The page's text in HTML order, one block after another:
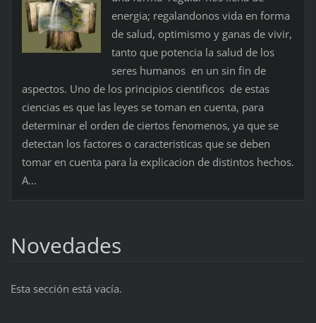
energia; regalandonos vida en forma
de salud, optimismo y ganas de vivir,
tanto que potencia la salud de los
seres humanos en un sin fin de
aspectos. Uno de los principios cientificos de estas
ciencias es que las leyes se toman en cuenta, para
determinar el orden de ciertos fenomenos, ya que se
detectan los factores o caracteristicas que se deben
tomar en cuenta para la explicacion de distintos hechos.
A...
Novedades
Esta sección está vacía.